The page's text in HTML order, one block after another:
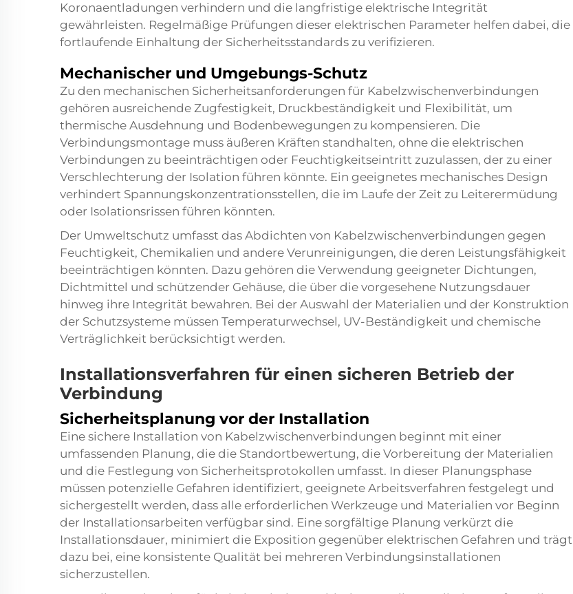
Koronaentladungen verhindern und die langfristige elektrische Integrität
gewährleisten. Regelmäßige Prüfungen dieser elektrischen Parameter helfen dabei, die
fortlaufende Einhaltung der Sicherheitsstandards zu verifizieren.
Mechanischer und Umgebungs-Schutz
Zu den mechanischen Sicherheitsanforderungen für Kabelzwischenverbindungen
gehören ausreichende Zugfestigkeit, Druckbeständigkeit und Flexibilität, um
thermische Ausdehnung und Bodenbewegungen zu kompensieren. Die
Verbindungsmontage muss äußeren Kräften standhalten, ohne die elektrischen
Verbindungen zu beeinträchtigen oder Feuchtigkeitseintritt zuzulassen, der zu einer
Verschlechterung der Isolation führen könnte. Ein geeignetes mechanisches Design
verhindert Spannungskonzentrationsstellen, die im Laufe der Zeit zu Leiterermüdung
oder Isolationsrissen führen könnten.
Der Umweltschutz umfasst das Abdichten von Kabelzwischenverbindungen gegen
Feuchtigkeit, Chemikalien und andere Verunreinigungen, die deren Leistungsfähigkeit
beeinträchtigen könnten. Dazu gehören die Verwendung geeigneter Dichtungen,
Dichtmittel und schützender Gehäuse, die über die vorgesehene Nutzungsdauer
hinweg ihre Integrität bewahren. Bei der Auswahl der Materialien und der Konstruktion
der Schutzsysteme müssen Temperaturwechsel, UV-Beständigkeit und chemische
Verträglichkeit berücksichtigt werden.
Installationsverfahren für einen sicheren Betrieb der
Verbindung
Sicherheitsplanung vor der Installation
Eine sichere Installation von Kabelzwischenverbindungen beginnt mit einer
umfassenden Planung, die die Standortbewertung, die Vorbereitung der Materialien
und die Festlegung von Sicherheitsprotokollen umfasst. In dieser Planungsphase
müssen potenzielle Gefahren identifiziert, geeignete Arbeitsverfahren festgelegt und
sichergestellt werden, dass alle erforderlichen Werkzeuge und Materialien vor Beginn
der Installationsarbeiten verfügbar sind. Eine sorgfältige Planung verkürzt die
Installationsdauer, minimiert die Exposition gegenüber elektrischen Gefahren und trägt
dazu bei, eine konsistente Qualität bei mehreren Verbindungsinstallationen
sicherzustellen.